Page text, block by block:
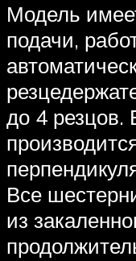
Модель
подачи,
до 4 резцов.
Все
из